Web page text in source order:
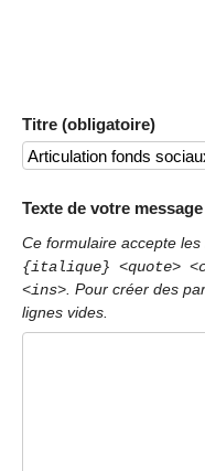
Titre (obligatoire)
Texte de votre
Ce formulaire accepte
{italique} <quote>
<ins> . Pour créer des
lignes vides.